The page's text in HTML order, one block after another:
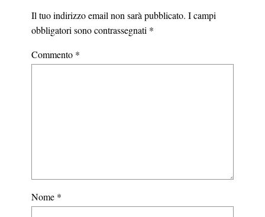
Il tuo indirizzo email non sarà pubblicato. I campi
obbligatori sono contrassegnati *
Commento *
Nome *